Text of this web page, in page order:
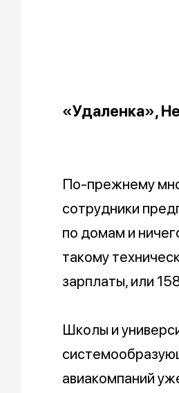
«Удаленка»,
По-прежнему
сотрудники
по домам и
такому
зарплаты, или
Школы и
авиакомпаний